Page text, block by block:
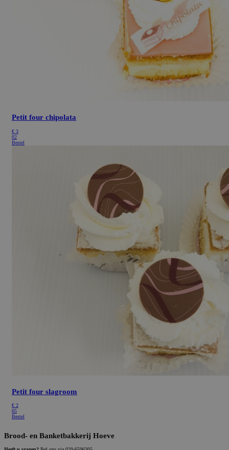
Petit four chipolata
€ 3
02
Bestel
Petit four slagroom
€ 2
65
Bestel
Brood- en Banketbakkerij Hoeve